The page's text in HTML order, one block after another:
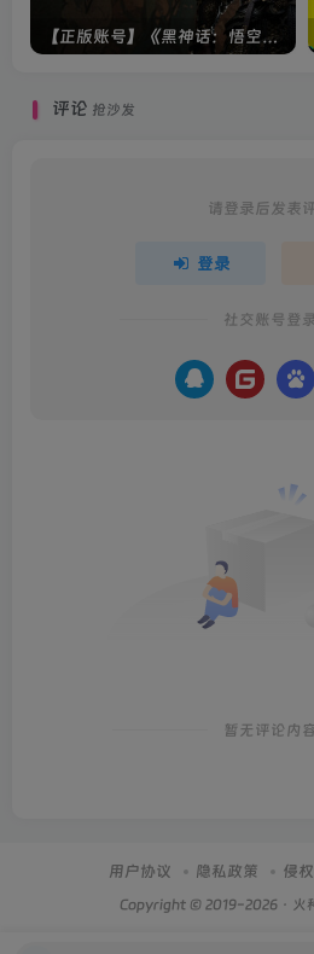
【正版账号】《黑神话：悟空(BLACK MYTH WU KONG)》
评论 抢沙发
请登录后发表
登录
社交账号登录
暂无评论内
用户协议 隐私政策 侵
Copyright © 2019-2026 · 火